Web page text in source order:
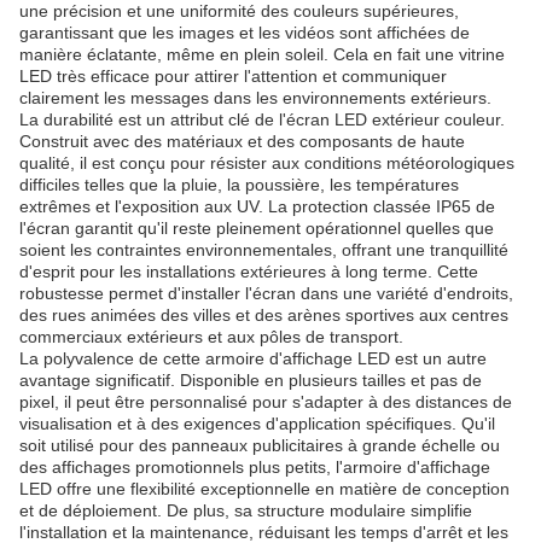
une précision et une uniformité des couleurs supérieures,
garantissant que les images et les vidéos sont affichées de
manière éclatante, même en plein soleil. Cela en fait une vitrine
LED très efficace pour attirer l'attention et communiquer
clairement les messages dans les environnements extérieurs.
La durabilité est un attribut clé de l'écran LED extérieur couleur.
Construit avec des matériaux et des composants de haute
qualité, il est conçu pour résister aux conditions météorologiques
difficiles telles que la pluie, la poussière, les températures
extrêmes et l'exposition aux UV. La protection classée IP65 de
l'écran garantit qu'il reste pleinement opérationnel quelles que
soient les contraintes environnementales, offrant une tranquillité
d'esprit pour les installations extérieures à long terme. Cette
robustesse permet d'installer l'écran dans une variété d'endroits,
des rues animées des villes et des arènes sportives aux centres
commerciaux extérieurs et aux pôles de transport.
La polyvalence de cette armoire d'affichage LED est un autre
avantage significatif. Disponible en plusieurs tailles et pas de
pixel, il peut être personnalisé pour s'adapter à des distances de
visualisation et à des exigences d'application spécifiques. Qu'il
soit utilisé pour des panneaux publicitaires à grande échelle ou
des affichages promotionnels plus petits, l'armoire d'affichage
LED offre une flexibilité exceptionnelle en matière de conception
et de déploiement. De plus, sa structure modulaire simplifie
l'installation et la maintenance, réduisant les temps d'arrêt et les